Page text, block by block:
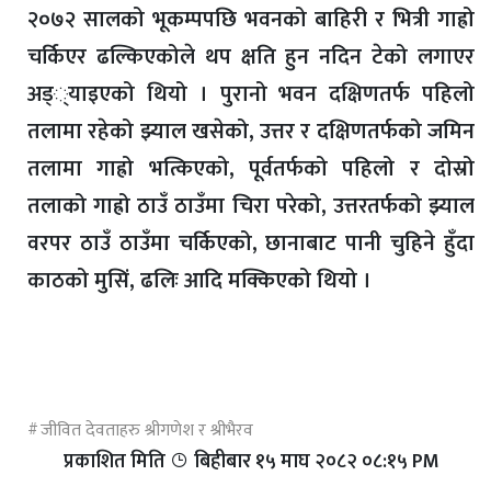
२०७२ सालको भूकम्पपछि भवनको बाहिरी र भित्री गाह्रो
चर्किएर ढल्किएकोले थप क्षति हुन नदिन टेको लगाएर
अड््याइएको थियो । पुरानो भवन दक्षिणतर्फ पहिलो
तलामा रहेको झ्याल खसेको, उत्तर र दक्षिणतर्फको जमिन
तलामा गाह्रो भत्किएको, पूर्वतर्फको पहिलो र दोस्रो
तलाको गाह्रो ठाउँ ठाउँमा चिरा परेको, उत्तरतर्फको झ्याल
वरपर ठाउँ ठाउँमा चर्किएको, छानाबाट पानी चुहिने हुँदा
काठको मुसिं, ढलिः आदि मक्किएको थियो ।
जीवित देवताहरु श्रीगणेश र श्रीभैरव
प्रकाशित मिति बिहीबार १५ माघ २०८२ ०८:१५ PM